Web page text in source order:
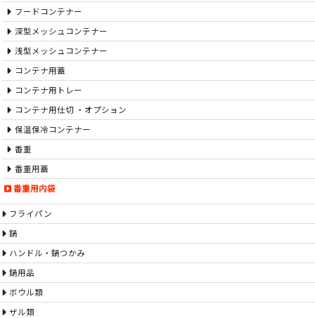
フードコンテナー
深型メッシュコンテナー
浅型メッシュコンテナー
コンテナ用蓋
コンテナ用トレー
コンテナ用仕切 ・オプション
保温保冷コンテナー
番重
番重用蓋
番重用内袋
フライパン
鍋
ハンドル・鍋つかみ
鍋用品
ボウル類
ザル類